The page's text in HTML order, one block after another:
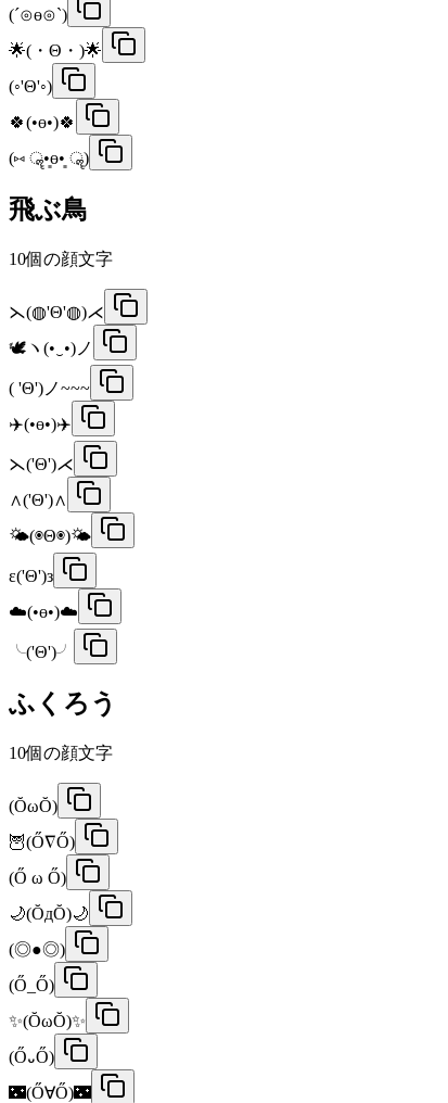
(´⊙ө⊙`)
🌟(・Θ・)🌟
(◦'Θ'◦)
🍀(•ө•)🍀
(⑅ ॣ•͈ө•͈ ॣ)
飛ぶ鳥
10個の顔文字
⋋(◍'Θ'◍)⋌
🕊️ヽ(•‿•)ノ
( 'Θ')ノ~~~
✈️(•ө•)✈️
⋋('Θ')⋌
∧('Θ')∧
🌤️(◉Θ◉)🌤️
ε('Θ')з
☁️(•ө•)☁️
╰('Θ')╯
ふくろう
10個の顔文字
(ŎωŎ)
🦉(Ő∇Ő)
(Ő ω Ő)
🌙(ŎдŎ)🌙
(◎●◎)
(Ő_Ő)
✨(ŎωŎ)✨
(Ő᎑Ő)
🌃(Ő∀Ő)🌃